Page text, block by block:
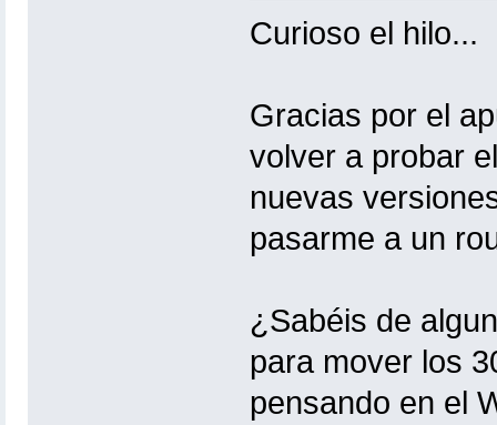
Curioso el hilo...
Gracias por el
volver a probar
nuevas
pasarme a un
¿Sabéis de
para mover los
pensando en el